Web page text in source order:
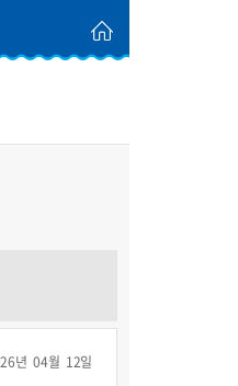
년 04월 12일